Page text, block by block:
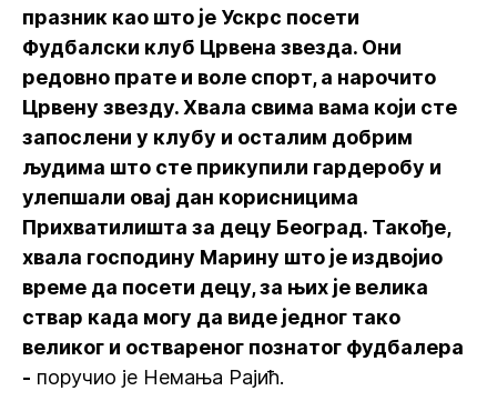
празник као што је Ускрс посети
Фудбалски клуб Црвена звезда. Они
редовно прате и воле спорт, а нарочито
Црвену звезду. Хвала свима вама који сте
запослени у клубу и осталим добрим
људима што сте прикупили гардеробу и
улепшали овај дан корисницима
Прихватилишта за децу Београд. Такође,
хвала господину Марину што је издвојио
време да посети децу, за њих је велика
ствар када могу да виде једног тако
великог и оствареног познатог фудбалера
- поручио је Немања Рајић.